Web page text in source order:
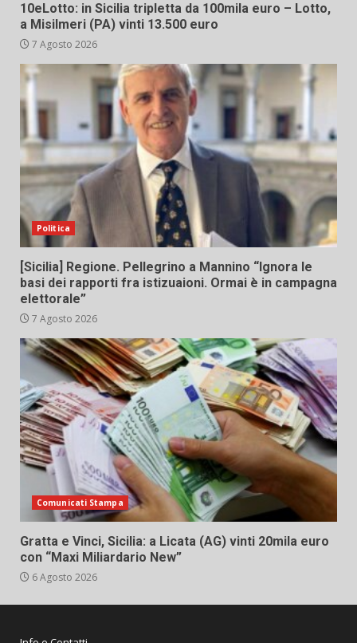
10eLotto: in Sicilia tripletta da 100mila euro – Lotto,
a Misilmeri (PA) vinti 13.500 euro
7 Agosto 2026
Politica
[Sicilia] Regione. Pellegrino a Mannino “Ignora le
basi dei rapporti fra istizuaioni. Ormai è in campagna
elettorale”
7 Agosto 2026
Comunicati Stampa
Gratta e Vinci, Sicilia: a Licata (AG) vinti 20mila euro
con “Maxi Miliardario New”
6 Agosto 2026